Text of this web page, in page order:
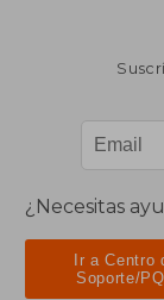
¿Necesitas
Ir a Centro
Soporte/